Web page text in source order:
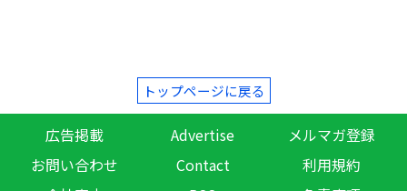
トップページに戻る
広告掲載 Advertise
メルマガ登録
お問い合わせ
Contact
利用規約